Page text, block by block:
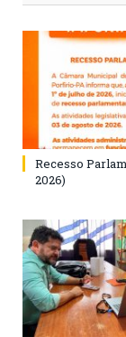
Recesso
2026)